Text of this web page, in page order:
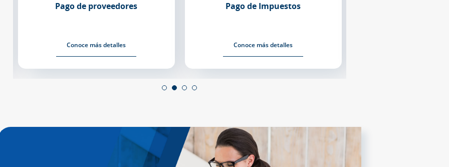
Pago de Impuestos
Conoce más detalles
Conexión Regional
Conoce más detalles